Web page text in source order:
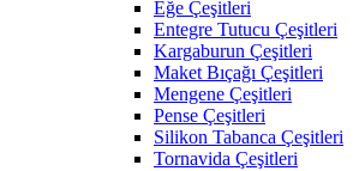
Eğe Çeşitleri
Entegre Tutucu Çeşitleri
Kargaburun Çeşitleri
Maket Bıçağı Çeşitleri
Mengene Çeşitleri
Pense Çeşitleri
Silikon Tabanca Çeşitleri
Tornavida Çeşitleri